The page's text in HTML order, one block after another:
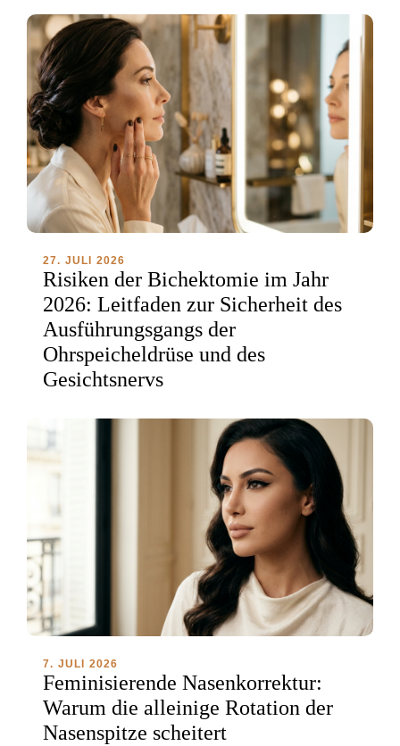
27. JULI 2026
Risiken der Bichektomie im Jahr
2026: Leitfaden zur Sicherheit des
Ausführungsgangs der
Ohrspeicheldrüse und des
Gesichtsnervs
7. JULI 2026
Feminisierende Nasenkorrektur:
Warum die alleinige Rotation der
Nasenspitze scheitert